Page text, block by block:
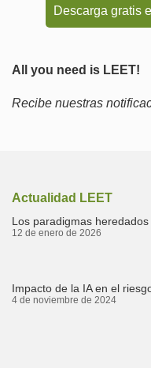
Descarga gratis
All you need is LEET!
Recibe nuestras
Actualidad LEET
Los paradigmas
12 de enero de 2026
Impacto de la IA en el
4 de noviembre de 2024